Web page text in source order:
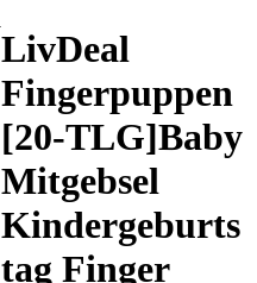
LivDeal
Fingerpuppen
[20-TLG]Baby
Mitgebsel
Kindergeburts
tag Finger